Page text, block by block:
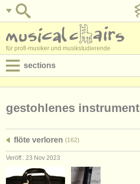
für profi-musiker und musikstudierende
sections
jobs - verwaltung
degree courses
gestohlenes instrument
flöte verloren (162)
Veröff.: 23 Nov 2023